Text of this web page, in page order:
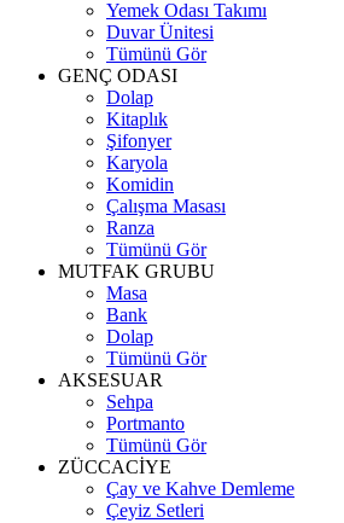
Yemek Odası Takımı
Duvar Ünitesi
Tümünü Gör
GENÇ ODASI
Dolap
Kitaplık
Şifonyer
Karyola
Komidin
Çalışma Masası
Ranza
Tümünü Gör
MUTFAK GRUBU
Masa
Bank
Dolap
Tümünü Gör
AKSESUAR
Sehpa
Portmanto
Tümünü Gör
ZÜCCACİYE
Çay ve Kahve Demleme
Çeyiz Setleri